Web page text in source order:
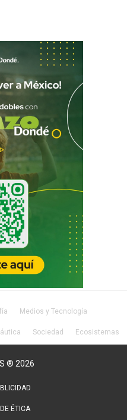
Medios y Tecnología
Sociedad Ecosistemas
® 2026
ÉTICA